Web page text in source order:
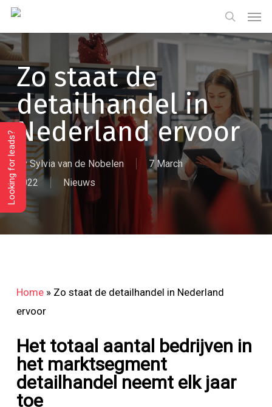
Skip
main
contentZo staat de
detailhandel in
Nederland ervoor
By Sylvia van de Nobelen
7 March
2022
Nieuws
Home» Zo staat de detailhandel in Nederland
ervoor
Het totaal aantal bedrijven in
het marktsegment
detailhandel neemt elk jaar
toe
Looking for leads?